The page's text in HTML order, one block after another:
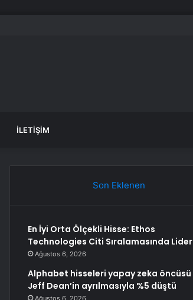
İLETIŞIM
Son Eklenen
En İyi Orta Ölçekli Hisse: Ethos
Technologies Citi Sıralamasında Lider
Ağustos 6, 2026
Alphabet hisseleri yapay zeka öncüsü
Jeff Dean’in ayrılmasıyla %5 düştü
Ağustos 6, 2026